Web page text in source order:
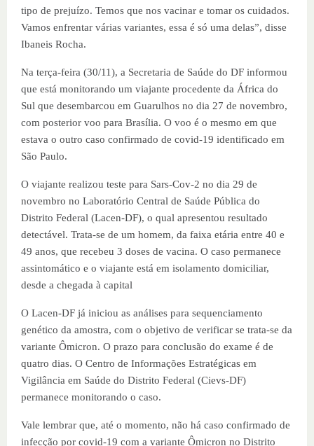
tipo de prejuízo. Temos que nos vacinar e tomar os cuidados.
Vamos enfrentar várias variantes, essa é só uma delas”, disse
Ibaneis Rocha.
Na terça-feira (30/11), a Secretaria de Saúde do DF informou
que está monitorando um viajante procedente da África do
Sul que desembarcou em Guarulhos no dia 27 de novembro,
com posterior voo para Brasília. O voo é o mesmo em que
estava o outro caso confirmado de covid-19 identificado em
São Paulo.
O viajante realizou teste para Sars-Cov-2 no dia 29 de
novembro no Laboratório Central de Saúde Pública do
Distrito Federal (Lacen-DF), o qual apresentou resultado
detectável. Trata-se de um homem, da faixa etária entre 40 e
49 anos, que recebeu 3 doses de vacina. O caso permanece
assintomático e o viajante está em isolamento domiciliar,
desde a chegada à capital
O Lacen-DF já iniciou as análises para sequenciamento
genético da amostra, com o objetivo de verificar se trata-se da
variante Ômicron. O prazo para conclusão do exame é de
quatro dias. O Centro de Informações Estratégicas em
Vigilância em Saúde do Distrito Federal (Cievs-DF)
permanece monitorando o caso.
Vale lembrar que, até o momento, não há caso confirmado de
infecção por covid-19 com a variante Ômicron no Distrito